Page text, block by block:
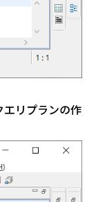
エリプランの作